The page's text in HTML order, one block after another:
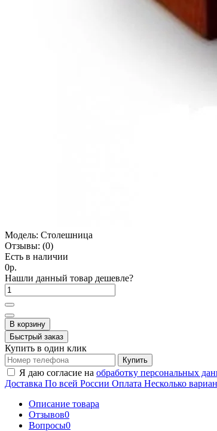
Модель: Столешница
Отзывы: (0)
Есть в наличии
0р.
Нашли данный товар дешевле?
В корзину
Быстрый заказ
Купить в один клик
Купить
Я даю согласие на обработку персональных
Доставка По всей России Оплата Несколько
Описание товара
Отзывов0
Вопросы0